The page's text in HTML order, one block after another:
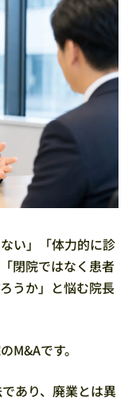
い」「体力的に診
閉院ではなく患者
うか」と悩む院長
M&Aです。
あり、廃業とは異